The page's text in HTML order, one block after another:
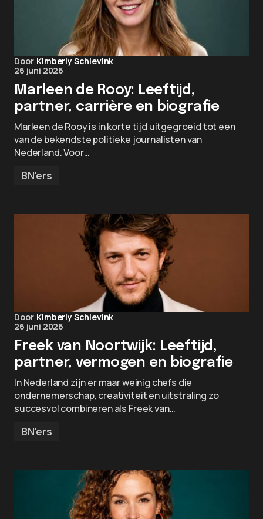
Door Kimberly Schievink
26 juni 2026
Marleen de Rooy: Leeftijd,
partner, carrière en biografie
Marleen de Rooy is in korte tijd uitgegroeid tot een
van de bekendste politieke journalisten van
Nederland. Voor…
BN'ers
Door Kimberly Schievink
26 juni 2026
Freek van Noortwijk: Leeftijd,
partner, vermogen en biografie
In Nederland zijn er maar weinig chefs die
ondernemerschap, creativiteit en uitstraling zo
succesvol combineren als Freek van…
BN'ers